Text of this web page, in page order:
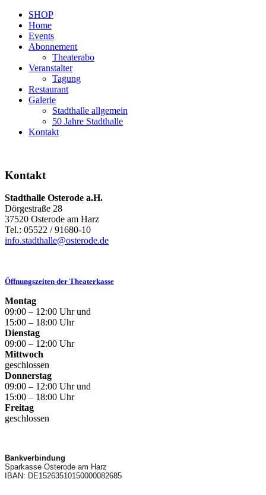
SHOP
Home
Events
Abonnement
Theaterabo
Veranstalter
Tagung
Restaurant
Galerie
Stadthalle allgemein
50 Jahre Stadthalle
Kontakt
Kontakt
Stadthalle Osterode a.H.
Dörgestraße 28
37520 Osterode am Harz
Tel.: 05522 / 91680-10
info.stadthalle@osterode.de
Öffnungszeiten der Theaterkasse
Montag
09:00 – 12:00 Uhr und
15:00 – 18:00 Uhr
Dienstag
09:00 – 12:00 Uhr
Mittwoch
geschlossen
Donnerstag
09:00 – 12:00 Uhr und
15:00 – 18:00 Uhr
Freitag
geschlossen
Bankverbindung
Sparkasse Osterode am Harz
IBAN: DE15263510150000082685